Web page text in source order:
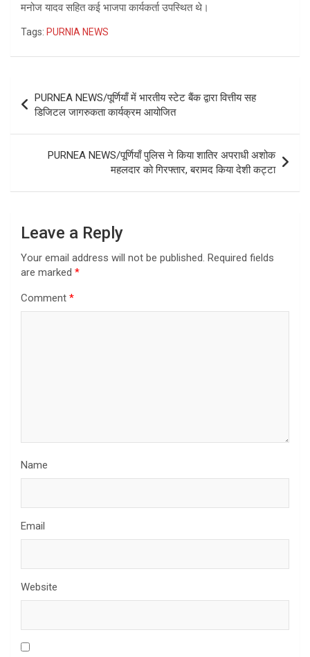
मनोज यादव सहित कई भाजपा कार्यकर्ता उपस्थित थे।
Tags: PURNIA NEWS
navigation
PURNEA NEWS/पूर्णियाँ में भारतीय स्टेट बैंक द्वारा वित्तीय सह
डिजिटल जागरुकता कार्यक्रम आयोजित
PURNEA NEWS/पूर्णियाँ पुलिस ने किया शातिर अपराधी अशोक
महलदार को गिरफ्तार, बरामद किया देशी कट्टा
Leave a Reply
Your email address will not be published. Required fields
are marked *
Comment *
Name
Email
Website